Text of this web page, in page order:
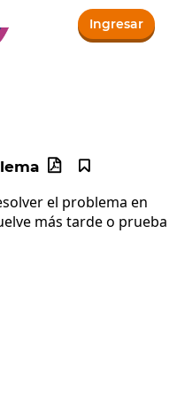
Ingresar


el problema en
más tarde o prueba